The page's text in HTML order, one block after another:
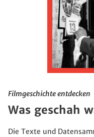
Filmgeschichte entdecken
Was geschah
Die Texte und